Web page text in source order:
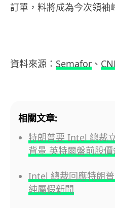
訂單，料將成為今次領袖
資料來源： Semafor 、
相關文章:
特朗普要 Intel 總裁
背景 英特爾盤前股
Intel 總裁回應特朗
純屬假新聞